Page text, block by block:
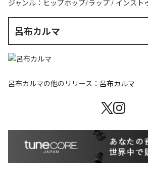
ジャンル： ヒップホップ/ラップ / インスト
呂布カルマ
呂布カルマの他のリリース： 呂布カルマ